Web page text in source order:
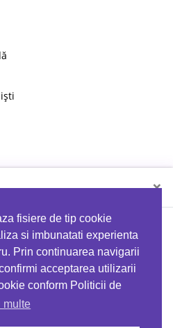
fisiere de tip cookie
si imbunatati experienta
Prin continuarea navigarii
acceptarea utilizarii
conform Politicii de
multe
×
comandă folosind codul